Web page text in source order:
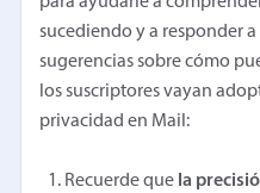
sucediendo y a responder
sugerencias sobre cómo
los suscriptores vayan
privacidad en Mail:
Recuerde que la